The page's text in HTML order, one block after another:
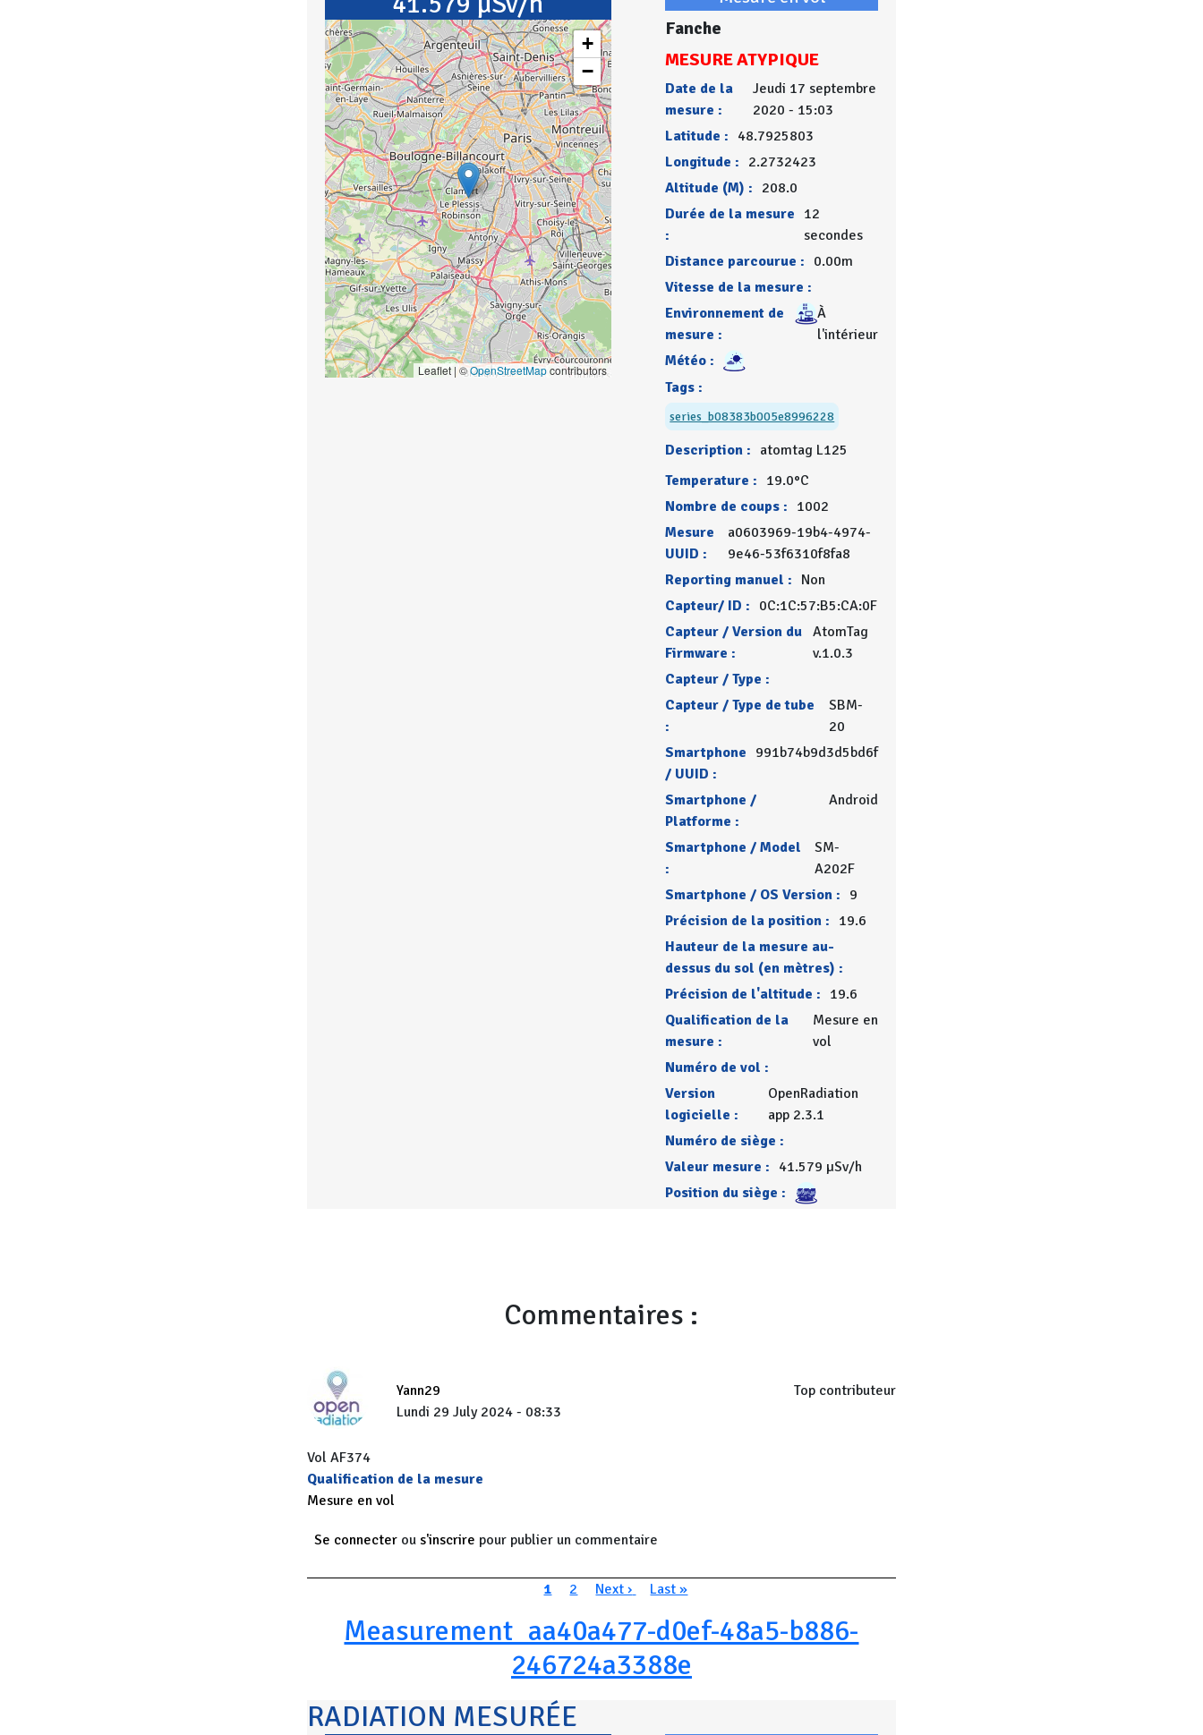
+
−
Leaflet | ©OpenStreetMapcontributors
Fanche
MESURE ATYPIQUE
Date de la
mesure :
Jeudi 17 septembre
2020 - 15:03
Latitude : 48.7925803
Longitude : 2.2732423
Altitude (M) : 208.0
Durée de la mesure
:
12
secondes
Distance parcourue : 0.00m
Vitesse de la mesure :
Environnement de
mesure :
À
l'intérieur
Météo :
Tags :
series_b08383b005e8996228
Description : atomtag L125
Temperature : 19.0°C
Nombre de coups : 1002
Mesure
UUID :
a0603969-19b4-4974-
9e46-53f6310f8fa8
Reporting manuel : Non
Capteur/ ID : 0C:1C:57:B5:CA:0F
Capteur / Version du
Firmware :
AtomTag
v.1.0.3
Capteur / Type :
Capteur / Type de tube
:
SBM-
20
Smartphone
/ UUID :
991b74b9d3d5bd6f
Smartphone /
Platforme :
Android
Smartphone / Model
:
SM-
A202F
Smartphone / OS Version : 9
Précision de la position : 19.6
Hauteur de la mesure au-
dessus du sol (en mètres) :
Précision de l'altitude : 19.6
Qualification de la
mesure :
Mesure en
vol
Numéro de vol :
Version
logicielle :
OpenRadiation
app 2.3.1
Numéro de siège :
Valeur mesure : 41.579 µSv/h
Position du siège :
Commentaires :
Yann29
Top contributeur
Lundi 29 July 2024 - 08:33
Vol AF374
Qualification de la mesure
Mesure en vol
Se connecterou s'inscrire pour publier un commentaire
Page courante
1 Page
2 Page suivante
Next › Dernière page
Last »
Measurement_aa40a477-d0ef-48a5-b886-
246724a3388e
RADIATION MESURÉE